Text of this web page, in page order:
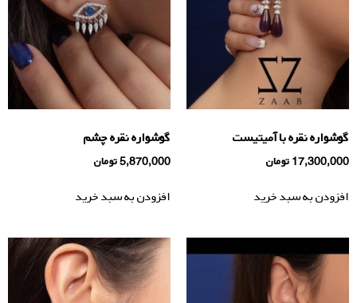
گوشواره نقره با آميتيست
17,300,000 تومان
افزودن به سبد خرید
گوشواره نقره چشم
5,870,000تومان
افزودن به سبد خرید